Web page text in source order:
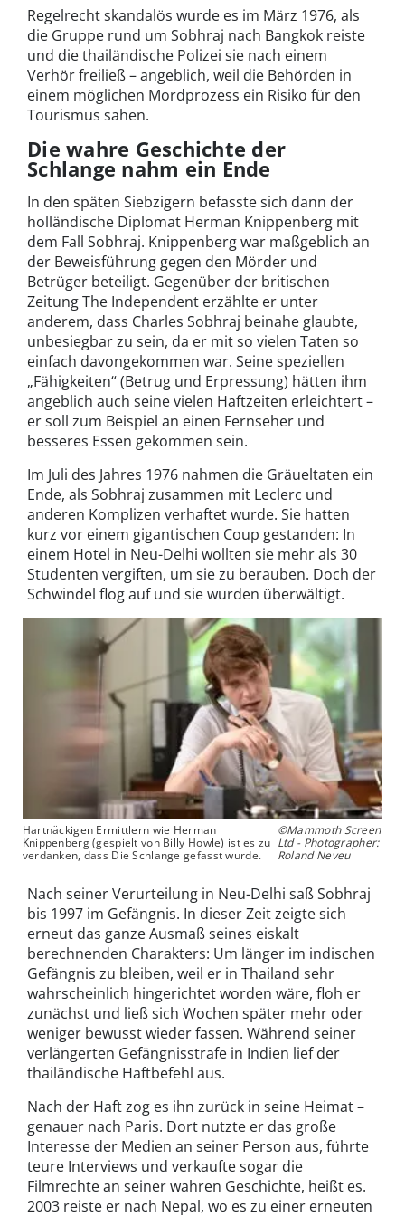
Regelrecht skandalös wurde es im März 1976, als
die Gruppe rund um Sobhraj nach Bangkok reiste
und die thailändische Polizei sie nach einem
Verhör freiließ – angeblich, weil die Behörden in
einem möglichen Mordprozess ein Risiko für den
Tourismus sahen.
Die wahre Geschichte der
Schlange nahm ein Ende
In den späten Siebzigern befasste sich dann der
holländische Diplomat Herman Knippenberg mit
dem Fall Sobhraj. Knippenberg war maßgeblich an
der Beweisführung gegen den Mörder und
Betrüger beteiligt. Gegenüber der britischen
Zeitung The Independent erzählte er unter
anderem, dass Charles Sobhraj beinahe glaubte,
unbesiegbar zu sein, da er mit so vielen Taten so
einfach davongekommen war. Seine speziellen
„Fähigkeiten“ (Betrug und Erpressung) hätten ihm
angeblich auch seine vielen Haftzeiten erleichtert –
er soll zum Beispiel an einen Fernseher und
besseres Essen gekommen sein.
Im Juli des Jahres 1976 nahmen die Gräueltaten ein
Ende, als Sobhraj zusammen mit Leclerc und
anderen Komplizen verhaftet wurde. Sie hatten
kurz vor einem gigantischen Coup gestanden: In
einem Hotel in Neu-Delhi wollten sie mehr als 30
Studenten vergiften, um sie zu berauben. Doch der
Schwindel flog auf und sie wurden überwältigt.
Hartnäckigen Ermittlern wie Herman
Knippenberg (gespielt von Billy Howle) ist es zu
verdanken, dass Die Schlange gefasst wurde.
©Mammoth Screen
Ltd - Photographer:
Roland Neveu
Nach seiner Verurteilung in Neu-Delhi saß Sobhraj
bis 1997 im Gefängnis. In dieser Zeit zeigte sich
erneut das ganze Ausmaß seines eiskalt
berechnenden Charakters: Um länger im indischen
Gefängnis zu bleiben, weil er in Thailand sehr
wahrscheinlich hingerichtet worden wäre, floh er
zunächst und ließ sich Wochen später mehr oder
weniger bewusst wieder fassen. Während seiner
verlängerten Gefängnisstrafe in Indien lief der
thailändische Haftbefehl aus.
Nach der Haft zog es ihn zurück in seine Heimat –
genauer nach Paris. Dort nutzte er das große
Interesse der Medien an seiner Person aus, führte
teure Interviews und verkaufte sogar die
Filmrechte an seiner wahren Geschichte, heißt es.
2003 reiste er nach Nepal, wo es zu einer erneuten